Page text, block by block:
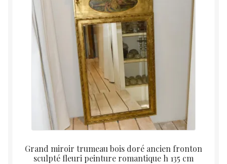
Grand miroir trumeau bois doré ancien fronton
sculpté fleuri peinture romantique h 135 cm